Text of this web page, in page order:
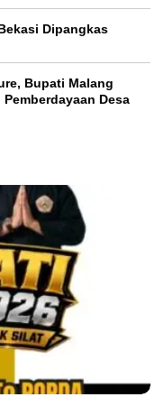
Dipangkas
Bupati Malang
Desa